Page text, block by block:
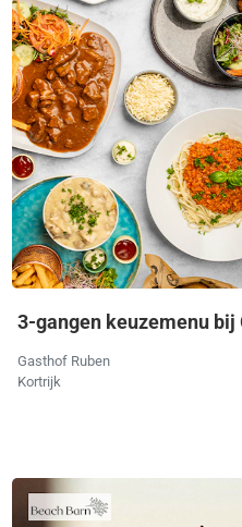
3-gangen keuzemenu bij
Gasthof Ruben
Kortrijk